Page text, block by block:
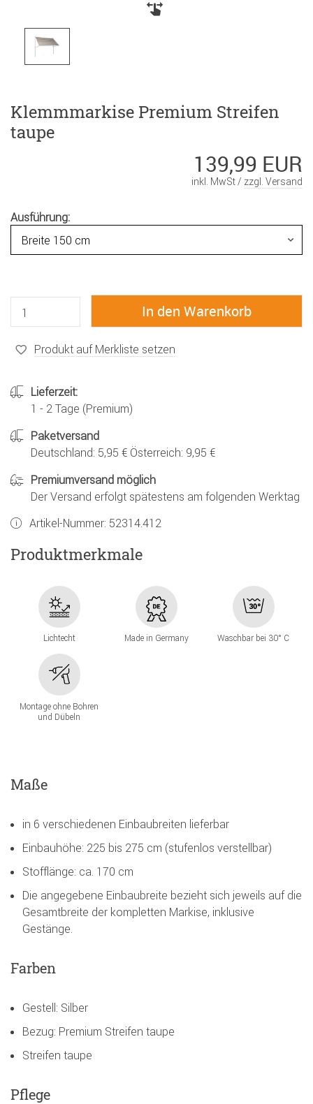
Klemmmarkise Premium Streifen
taupe
139,99 EUR
inkl. MwSt / zzgl. Versand
Ausführung:
Produkt auf Merkliste setzen
Lieferzeit:
1 - 2 Tage (Premium)
Paketversand
Deutschland: 5,95 € Österreich: 9,95 €
Premiumversand möglich
Der Versand erfolgt spätestens am folgenden Werktag
Artikel-Nummer: 52314.412
Produktmerkmale
Lichtecht Made in Germany Waschbar bei 30° C
Montage ohne Bohren
und Dübeln
Maße
in 6 verschiedenen Einbaubreiten lieferbar
Einbauhöhe: 225 bis 275 cm (stufenlos verstellbar)
Stofflänge: ca. 170 cm
Die angegebene Einbaubreite bezieht sich jeweils auf die
Gesamtbreite der kompletten Markise, inklusive
Gestänge.
Farben
Gestell: Silber
Bezug: Premium Streifen taupe
Streifen taupe
Pflege